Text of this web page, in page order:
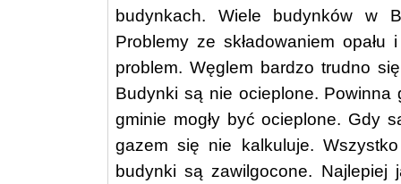
budynkach. Wiele budynków w
Problemy ze składowaniem
problem. Węglem bardzo trudno
Budynki są nie ocieplone.
gminie mogły być ocieplone. Gdy
gazem się nie kalkuluje.
budynki są zawilgocone. Najlepiej